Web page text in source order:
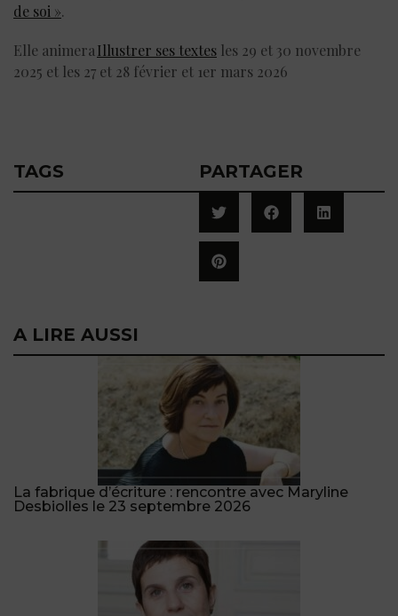
de soi ».
Elle animeraIllustrer ses textes les 29 et 30 novembre
2025 et les 27 et 28 février et 1er mars 2026
TAGS PARTAGER
A LIRE AUSSI
La fabrique d’écriture : rencontre avec Maryline
Desbiolles le 23 septembre 2026